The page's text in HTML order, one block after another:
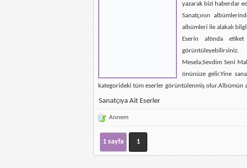
yazarak bizi haberdar
Sanatçının
albümleri ile alakalı
Eserin altında
görüntüleyebilirsiniz.
Mesela;Sevdim Seni
önünüze gelir.Yine
kategorideki tüm eserler görüntülenmiş olur.Albümün
Sanatçıya Ait Eserler
Annem
1 sayfa 1